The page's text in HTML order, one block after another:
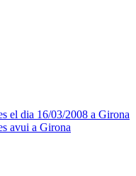
el dia 16/03/2008 a Girona
avui a Girona